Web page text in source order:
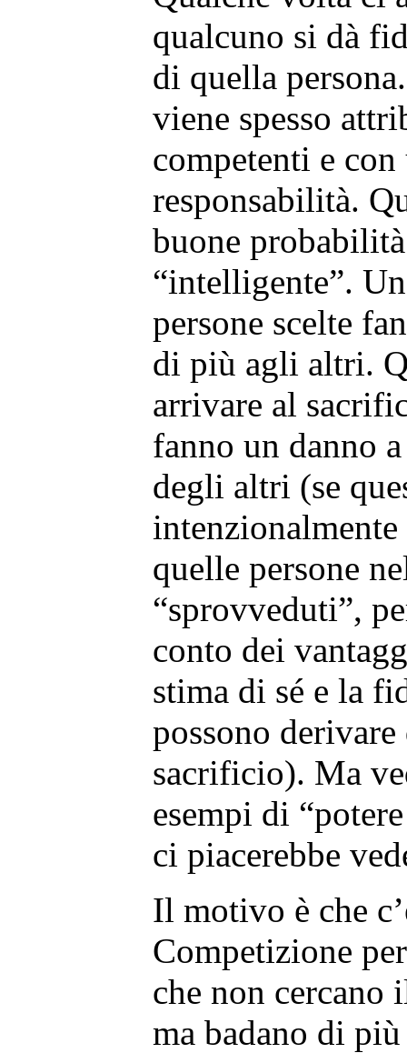
qualcuno si dà
di quella
viene spesso
competenti e
responsabilità.
buone
“intelligente”.
persone scelte
di più agli altri.
arrivare al
fanno un danno
degli altri (se
quelle persone
“sprovveduti”,
conto dei
stima di sé e la
possono
sacrificio). Ma
esempi di
ci piacerebbe
Il motivo è che
Competizione
che non cercano
ma badano di